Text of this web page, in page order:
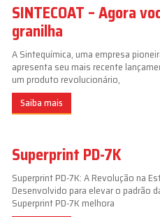
SINTECOAT – Agora
granilha
A Sintequímica, uma empresa
apresenta seu mais recente
um produto revolucionário,
Saiba mais
Superprint PD-7K
Superprint PD-7K: A Revolução na
Desenvolvido para elevar o padrão
Superprint PD-7K melhora